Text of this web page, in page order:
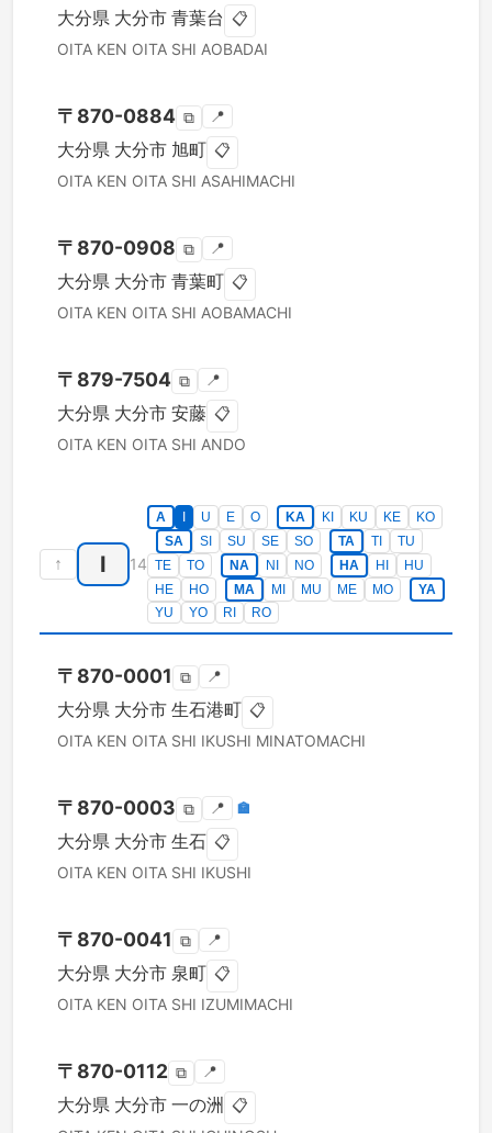
大分県 大分市 青葉台 📋
OITA KEN OITA SHI AOBADAI
〒 870-0884 ⧉ 📍
大分県 大分市 旭町 📋
OITA KEN OITA SHI ASAHIMACHI
〒 870-0908 ⧉ 📍
大分県 大分市 青葉町 📋
OITA KEN OITA SHI AOBAMACHI
〒 879-7504 ⧉ 📍
大分県 大分市 安藤 📋
OITA KEN OITA SHI ANDO
↑ I 14
A U E O KA KI KU KE
KO
SA
SI SU SE SO TA TI
TU
TE
TO NA NI NO HA HI
HU
HE
HO MA MI MU ME MO
YA
YU
YO RI RO
〒 870-0001 ⧉ 📍
大分県 大分市 生石港町 📋
OITA KEN OITA SHI IKUSHI MINATOMACHI
〒 870-0003 ⧉ 📍 🏣
大分県 大分市 生石 📋
OITA KEN OITA SHI IKUSHI
〒 870-0041 ⧉ 📍
大分県 大分市 泉町 📋
OITA KEN OITA SHI IZUMIMACHI
〒 870-0112 ⧉ 📍
大分県 大分市 一の洲 📋